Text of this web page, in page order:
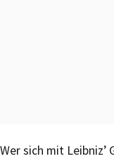
Wer sich mit